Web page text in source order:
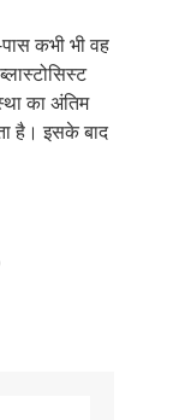
कभी भी वह
का अंतिम
है। इसके बाद